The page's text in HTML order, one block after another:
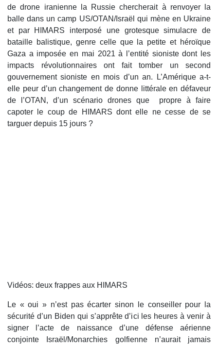
de drone iranienne la Russie chercherait à renvoyer la
balle dans un camp US/OTAN/Israël qui mène en Ukraine
et par HIMARS interposé une grotesque simulacre de
bataille balistique, genre celle que la petite et héroïque
Gaza a imposée en mai 2021 à l’entité sioniste dont les
impacts révolutionnaires ont fait tomber un second
gouvernement sioniste en mois d’un an. L’Amérique a-t-
elle peur d’un changement de donne littérale en défaveur
de l’OTAN, d’un scénario drones que propre à faire
capoter le coup de HIMARS dont elle ne cesse de se
targuer depuis 15 jours ?
Vidéos: deux frappes aux HIMARS
Le « oui » n’est pas écarter sinon le conseiller pour la
sécurité d’un Biden qui s’apprête d’ici les heures à venir à
signer l’acte de naissance d’une défense aérienne
conjointe Israël/Monarchies golfienne n’aurait jamais